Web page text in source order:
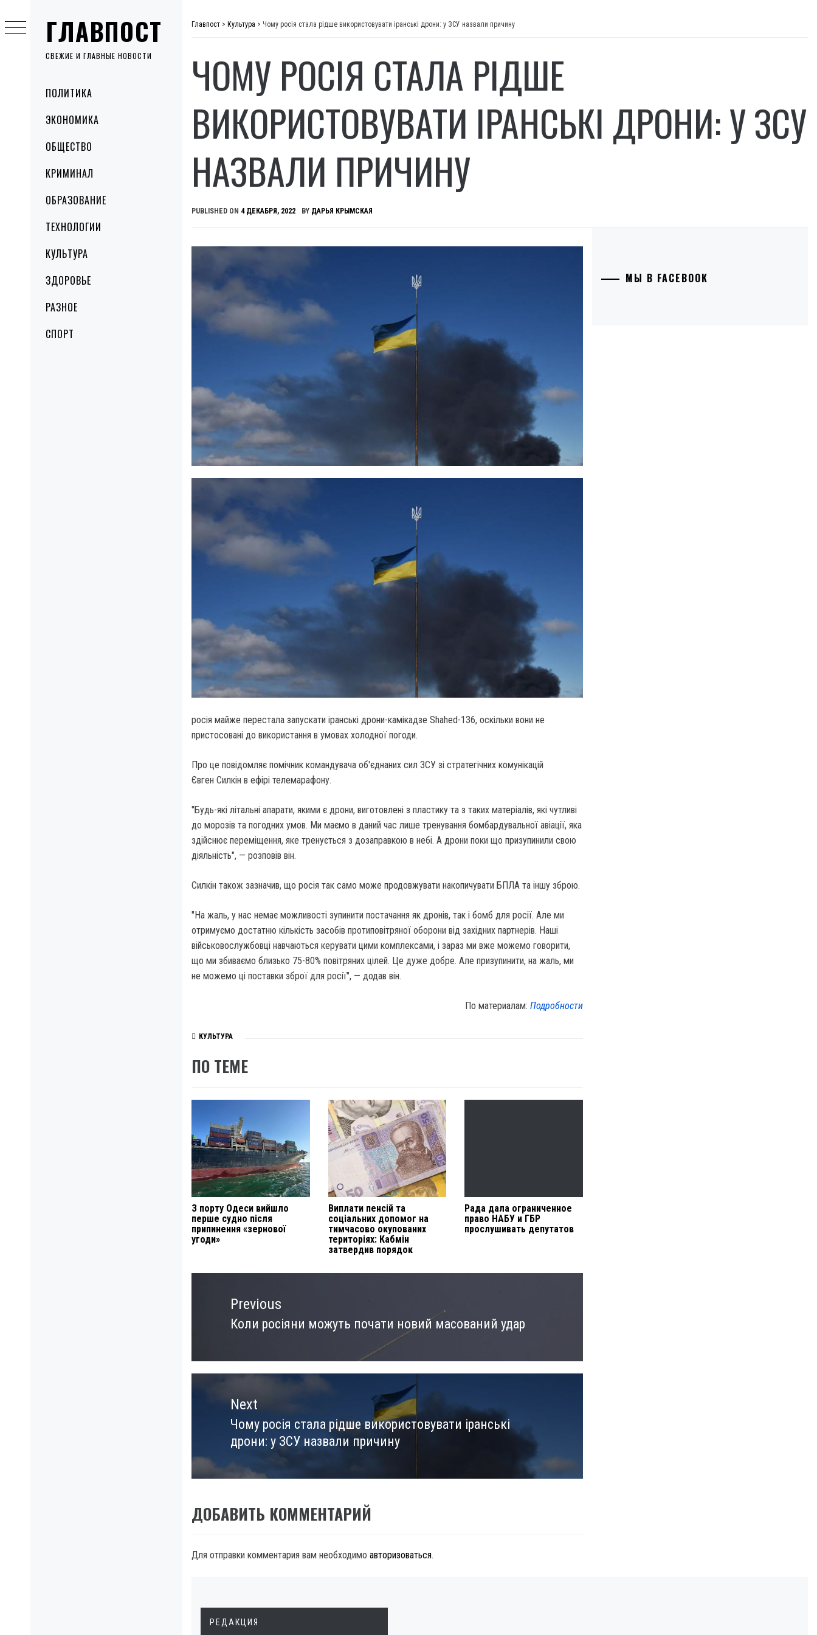
ГЛАВПОСТ
СВЕЖИЕ И ГЛАВНЫЕ НОВОСТИ
MenuПОЛИТИКА
ЭКОНОМИКА
ОБЩЕСТВО
КРИМИНАЛ
ОБРАЗОВАНИЕ
ТЕХНОЛОГИИ
КУЛЬТУРА
ЗДОРОВЬЕ
РАЗНОЕ
СПОРТ
to
content
Главпост > Культура > Чому росія стала рідше використовувати іранські дрони: у ЗСУ назвали причину
ЧОМУ РОСІЯ СТАЛА РІДШЕ
ВИКОРИСТОВУВАТИ ІРАНСЬКІ ДРОНИ: У ЗСУ
НАЗВАЛИ ПРИЧИНУ
PUBLISHED ON 4 ДЕКАБРЯ, 2022 BY ДАРЬЯ КРЫМСКАЯ
росія майже перестала запускати іранські дрони-камікадзе Shahed-136, оскільки вони не
пристосовані до використання в умовах холодної погоди.
Про це повідомляє помічник командувача об'єднаних сил ЗСУ зі стратегічних комунікацій
Євген Силкін в ефірі телемарафону.
"Будь-які літальні апарати, якими є дрони, виготовлені з пластику та з таких матеріалів, які чутливі
до морозів та погодних умов. Ми маємо в даний час лише тренування бомбардувальної авіації, яка
здійснює переміщення, яке тренується з дозаправкою в небі. А дрони поки що призупинили свою
діяльність", — розповів він.
Силкін також зазначив, що росія так само може продовжувати накопичувати БПЛА та іншу зброю.
"На жаль, у нас немає можливості зупинити постачання як дронів, так і бомб для росії. Але ми
отримуємо достатню кількість засобів протиповітряної оборони від західних партнерів. Наші
військовослужбовці навчаються керувати цими комплексами, і зараз ми вже можемо говорити,
що ми збиваємо близько 75-80% повітряних цілей. Це дуже добре. Але призупинити, на жаль, ми
не можемо ці поставки зброї для росії", — додав він.
По материалам:Подробности
КУЛЬТУРА
ПО ТЕМЕ
З порту Одеси вийшло
перше судно після
припинення «зернової
угоди»
Виплати пенсій та
соціальних допомог на
тимчасово окупованих
територіях: Кабмін
затвердив порядок
Рада дала ограниченное
право НАБУ и ГБР
прослушивать депутатов
Навигация
записямPrevious
Previous
Коли росіяни можуть почати новий масований удар
Next
Next
post:
Чому росія стала рідше використовувати іранські
дрони: у ЗСУ назвали причину
ДОБАВИТЬ КОММЕНТАРИЙ
Для отправки комментария вам необходимо авторизоваться.
МЫ В FACEBOOK
РЕДАКЦИЯ